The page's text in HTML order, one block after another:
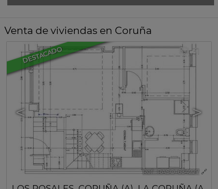
Venta de viviendas en Coruña
DESTACADO
< >
31
Ref.. RASO-634227 🔗